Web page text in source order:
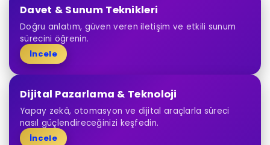
Davet & Sunum Teknikleri
Doğru anlatım, güven veren iletişim ve etkili sunum
sürecini öğrenin.
İncele
Dijital Pazarlama & Teknoloji
Yapay zekâ, otomasyon ve dijital araçlarla süreci
nasıl güçlendireceğinizi keşfedin.
İncele